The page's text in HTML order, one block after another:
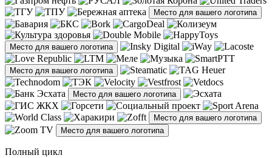
Место для вашего логотипа
Место для вашего логотипа
Место для вашего логотипа
Место для вашего логотипа
Место для вашего логотипа
Место для вашего логотипа
Полный цикл